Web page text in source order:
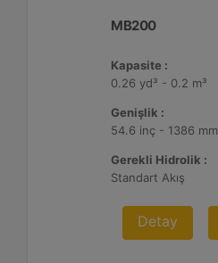
MB200
Kapasite :
0.26 yd³ - 0.2 m³
Genişlik :
54.6 inç - 1386 mm
Gerekli Hidrolik :
Standart Akış
Detay